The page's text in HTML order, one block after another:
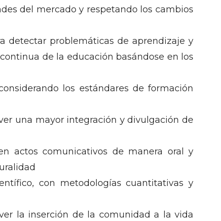
del mercado y respetando los cambios
detectar problemáticas de aprendizaje y
de la educación basándose en los
los estándares de formación
una mayor integración y divulgación de
actos comunicativos de manera oral y
con metodologías cuantitativas y
la inserción de la comunidad a la vida